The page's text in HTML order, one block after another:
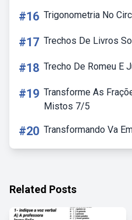
#16 Trigonometria No
#17 Trechos De Livros
#18 Trecho De Romeu E
#19 Transforme As
Mistos 7/5
#20 Transformando Va
Related Posts